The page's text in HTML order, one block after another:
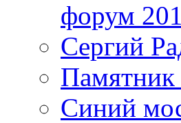
форум
Сергий
Синий